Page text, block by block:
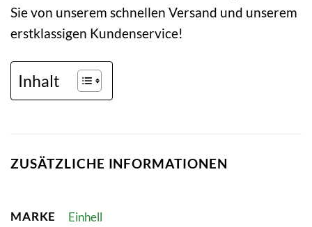
Sie von unserem schnellen Versand und unserem
erstklassigen Kundenservice!
Inhalt
ZUSÄTZLICHE INFORMATIONEN
MARKE Einhell